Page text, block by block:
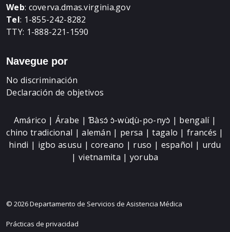
Web: coverva.dmas.virginia.gov
Tel: 1-855-242-8282
TTY: 1-888-221-1590
Navegue por
No discriminación
Declaración de objetivos
Amárico | Árabe | Ɓàsɔ́ ɔ̀-wùɖù-po-nyɔ̀ | bengalí |
chino tradicional | alemán | persa | tagalo | francés |
hindi | igbo asusu | coreano | ruso | español | urdu
| vietnamita | yoruba
© 2026 Departamento de Servicios de Asistencia Médica
Prácticas de privacidad